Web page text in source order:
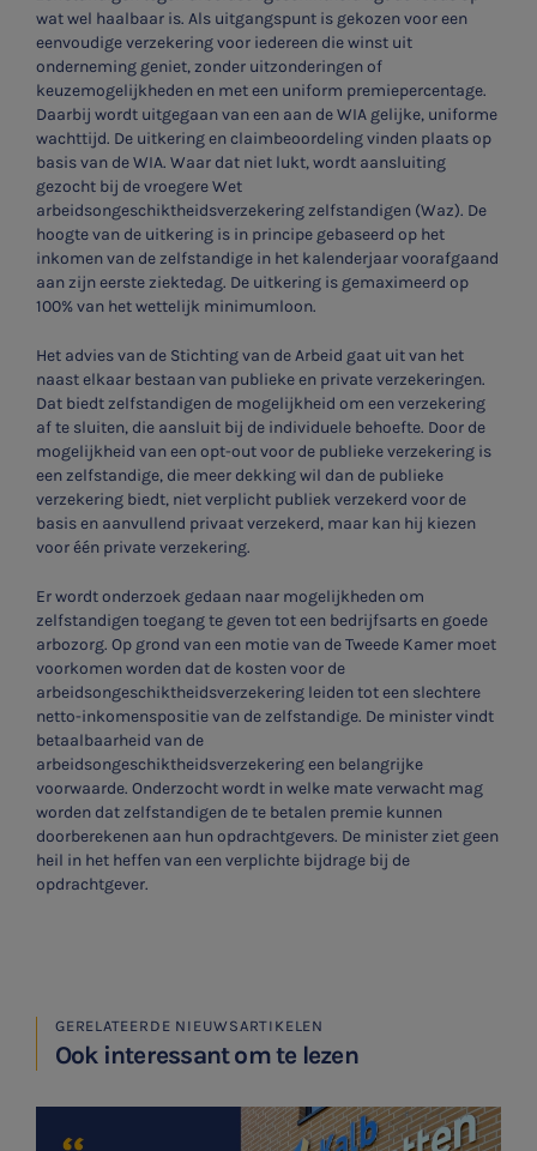
SNEL UW ANTWOORD VINDEN
wat wel haalbaar is. Als uitgangspunt is gekozen voor een
eenvoudige verzekering voor iedereen die winst uit
onderneming geniet, zonder uitzonderingen of
keuzemogelijkheden en met een uniform premiepercentage.
Daarbij wordt uitgegaan van een aan de WIA gelijke, uniforme
wachttijd. De uitkering en claimbeoordeling vinden plaats op
basis van de WIA. Waar dat niet lukt, wordt aansluiting
gezocht bij de vroegere Wet
arbeidsongeschiktheidsverzekering zelfstandigen (Waz). De
hoogte van de uitkering is in principe gebaseerd op het
inkomen van de zelfstandige in het kalenderjaar voorafgaand
aan zijn eerste ziektedag. De uitkering is gemaximeerd op
100% van het wettelijk minimumloon.
Het advies van de Stichting van de Arbeid gaat uit van het
naast elkaar bestaan van publieke en private verzekeringen.
Dat biedt zelfstandigen de mogelijkheid om een verzekering
af te sluiten, die aansluit bij de individuele behoefte. Door de
mogelijkheid van een opt-out voor de publieke verzekering is
een zelfstandige, die meer dekking wil dan de publieke
verzekering biedt, niet verplicht publiek verzekerd voor de
basis en aanvullend privaat verzekerd, maar kan hij kiezen
voor één private verzekering.
Er wordt onderzoek gedaan naar mogelijkheden om
zelfstandigen toegang te geven tot een bedrijfsarts en goede
arbozorg. Op grond van een motie van de Tweede Kamer moet
voorkomen worden dat de kosten voor de
arbeidsongeschiktheidsverzekering leiden tot een slechtere
netto-inkomenspositie van de zelfstandige. De minister vindt
betaalbaarheid van de
arbeidsongeschiktheidsverzekering een belangrijke
voorwaarde. Onderzocht wordt in welke mate verwacht mag
worden dat zelfstandigen de te betalen premie kunnen
doorberekenen aan hun opdrachtgevers. De minister ziet geen
heil in het heffen van een verplichte bijdrage bij de
opdrachtgever.
GERELATEERDE NIEUWSARTIKELEN
Ook interessant om te lezen